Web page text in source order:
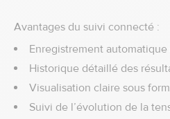
Avantages du suivi connecté :
Enregistrement automatique
Historique détaillé des
Visualisation claire sous
Suivi de l’évolution de la